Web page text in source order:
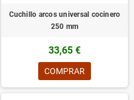
Cuchillo arcos universal cocinero
250 mm
33,65 €
COMPRAR